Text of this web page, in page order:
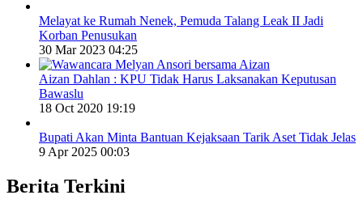
Melayat ke Rumah Nenek, Pemuda Talang Leak II Jadi
Korban Penusukan
30 Mar 2023 04:25
Aizan Dahlan : KPU Tidak Harus Laksanakan Keputusan
Bawaslu
18 Oct 2020 19:19
Bupati Akan Minta Bantuan Kejaksaan Tarik Aset Tidak Jelas
9 Apr 2025 00:03
Berita Terkini